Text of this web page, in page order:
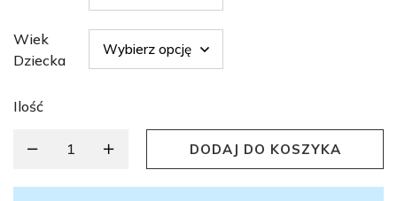
Wiek
Dziecka
Ilość
DODAJ DO KOSZYKA